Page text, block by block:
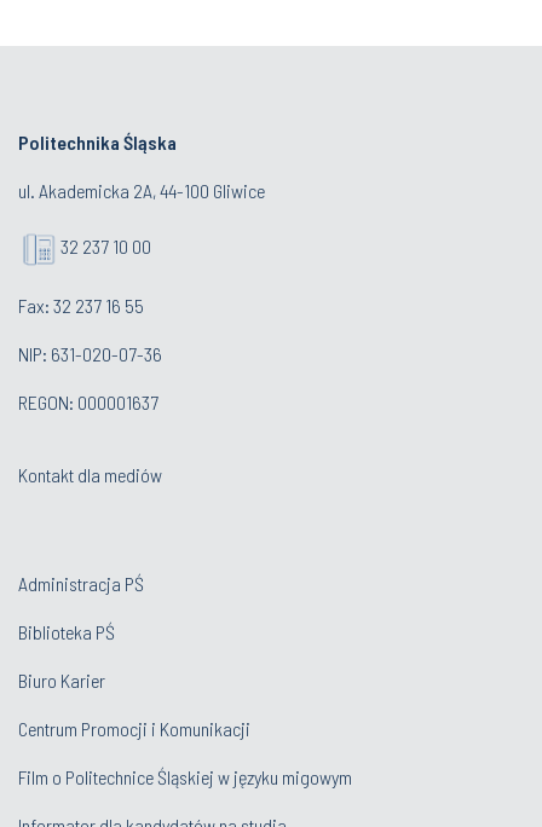
Politechnika Śląska
ul. Akademicka 2A, 44-100 Gliwice
32 237 10 00
Fax: 32 237 16 55
NIP: 631-020-07-36
REGON: 000001637
Kontakt dla mediów
Administracja PŚ
Biblioteka PŚ
Biuro Karier
Centrum Promocji i Komunikacji
Film o Politechnice Śląskiej w języku migowym